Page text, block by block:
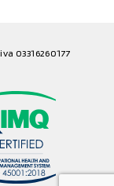
03316260177